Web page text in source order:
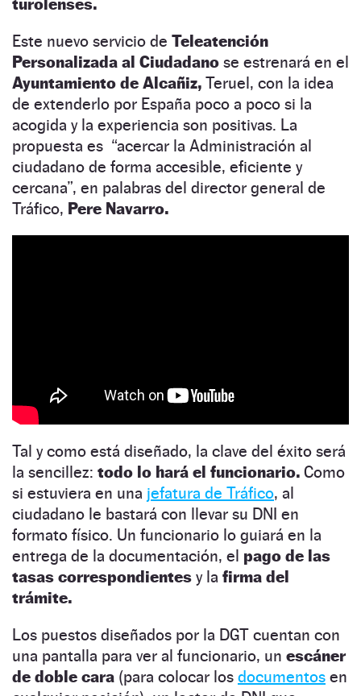
turolenses.
Este nuevo servicio de Teleatención
Personalizada al Ciudadano se estrenará en el
Ayuntamiento de Alcañiz, Teruel, con la idea
de extenderlo por España poco a poco si la
acogida y la experiencia son positivas. La
propuesta es “acercar la Administración al
ciudadano de forma accesible, eficiente y
cercana”, en palabras del director general de
Tráfico, Pere Navarro.
Tal y como está diseñado, la clave del éxito será
la sencillez: todo lo hará el funcionario. Como
si estuviera en una jefatura de Tráfico, al
ciudadano le bastará con llevar su DNI en
formato físico. Un funcionario lo guiará en la
entrega de la documentación, el pago de las
tasas correspondientes y la firma del
trámite.
Los puestos diseñados por la DGT cuentan con
una pantalla para ver al funcionario, un escáner
de doble cara (para colocar los documentos en